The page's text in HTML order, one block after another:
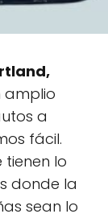
amplio
a
fácil.
lo
donde la
sean lo